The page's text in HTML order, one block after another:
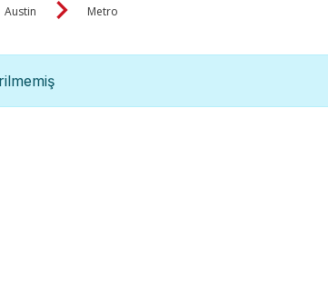
Austin Metro